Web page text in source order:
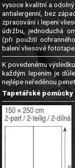
vysoce kvalitní a
antialergenní, bez
zpracování i lepení
údržbu, jednoduchá
(při použití
balení vliesové
K povedenému
každým lepením je
nejlépe neředěnou
Tapetářské